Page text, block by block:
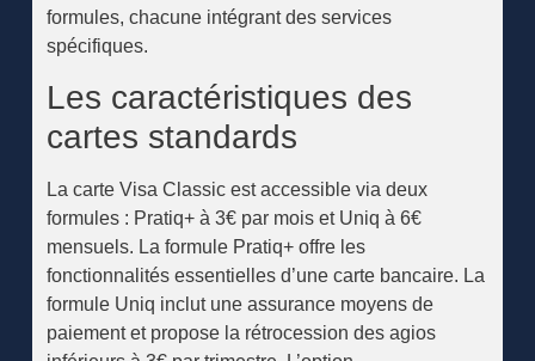
formules, chacune intégrant des services
spécifiques.
Les caractéristiques des
cartes standards
La carte Visa Classic est accessible via deux
formules : Pratiq+ à 3€ par mois et Uniq à 6€
mensuels. La formule Pratiq+ offre les
fonctionnalités essentielles d’une carte bancaire. La
formule Uniq inclut une assurance moyens de
paiement et propose la rétrocession des agios